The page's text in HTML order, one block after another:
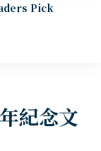
Pick
紀念文